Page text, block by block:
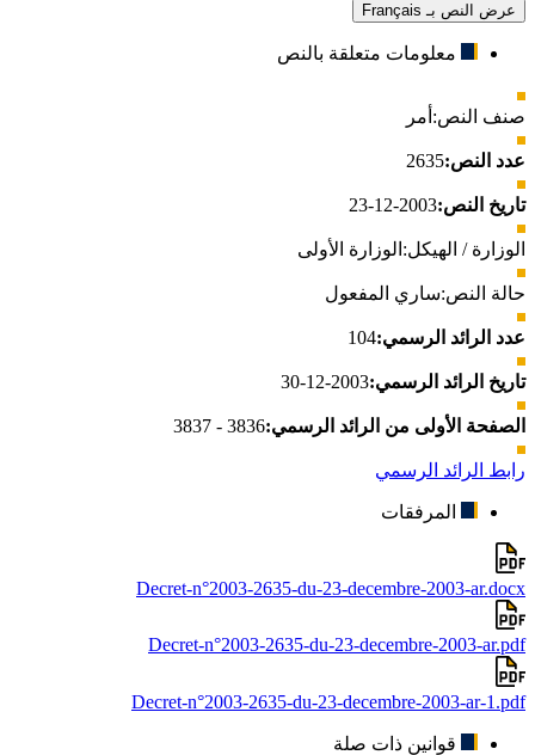
عرض النص بـ Français
معلومات متعلقة بالنص
صنف النص: أمر
عدد النص:2635
تاريخ النص:2003-12-23
الوزارة / الهيكل: الوزارة الأولى
حالة النص:ساري المفعول
عدد الرائد الرسمي:104
تاريخ الرائد الرسمي:2003-12-30
الصفحة الأولى من الرائد الرسمي:3836 - 3837
رابط الرائد الرسمي
المرفقات
Decret-n°2003-2635-du-23-decembre-2003-ar.docx
Decret-n°2003-2635-du-23-decembre-2003-ar.pdf
Decret-n°2003-2635-du-23-decembre-2003-ar-1.pdf
قوانين ذات صلة